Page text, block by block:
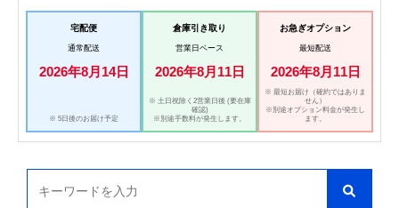
宅配便
通常配送
2026年8月14日
※ 5日後のお届け予定
倉庫引き取り
営業日ベース
2026年8月11日
※ 土日祝除く2営業日後 (要在庫
確認)
※別途手数料が発生します。
お急ぎオプション
最短配送
2026年8月11日
※ 最短お届け（確約ではありま
せん）
※別途オプション料金が発生し
ます。